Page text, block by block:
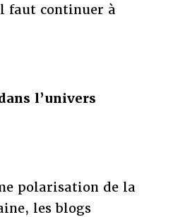
continuer à
l’univers
polarisation de la
les blogs